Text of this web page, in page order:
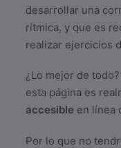
desarrollar una
rítmica, y que es
realizar ejercicios
¿Lo mejor de
esta página es
accesible en línea
Por lo que no